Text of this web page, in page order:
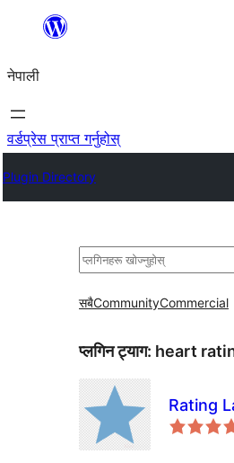
सामग्रीमा
नेपाली
वर्डप्रेस प्राप्त गर्नुहोस्
Plugin Directory
खोज्नुहोस्
सबैCommunityCommercial
प्लगिन ट्याग: heart
Rating